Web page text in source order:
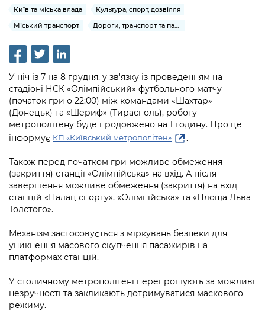
Рішення та розпорядження
Проєкти розпоряджень, що
перебувають на погодженні КМВА
Контактна інформація
Графік роботи та прийому громадян
Вакансії
Статистика
Звернення громадян
Промисловість і наука Києва
Kyiv International Relations
Освіта та навчальні заклади
Навколишнє середовище міста
Містобудування та земельні ділянки
Культура, спорт, дозвілля
Бізнес та ліцензування
Фінанси та бюджет
Безпека та правопорядок
Ритуальні послуги
Іноземцям / For foreigners
Пам'ятки культурної спадщини
Портал Захисників та Захисниць
Безбар'єрність
Громадська експертиза
Консультації з громадськістю
Громадська рада
Петиції
Відкритий бюджет
Контактний центр
Допомога учасникам АТО
Рада з питань внутрішньо переміщених
адміністрації
«Ініціатива «Партнерство «Відкритий
Важливе під час воєнного стану
Інформація з обмеженим доступом
Подати запит онлайн
Проекти нормативно-правових та
інших актів
Нормативна база
Питання і відповіді про публічну
Порядок оскарження рішень, дій чи
бездіяльності розпорядників інформації
Звіти про опрацювання запитів на
публічну інформацію
Інформація для споживачів
Про відкриті дані
Портал даних Києва
Медіагалерея
КМДА / Subscribe to announcements
from the KCSA
Порядок акредитації медіа /
Accreditation process
Подати журналістський запит /
Submitting a media request
Зйомки в лікарнях в умовах воєнного
стану / Rules for media coverage of
hospitals at work under martial law
media
Портал Послуг
Київ та міська влада
Культура, спорт, дозвілля
Міський транспорт
Дороги, транспорт та парковки
У ніч із 7 на 8 грудня, у зв'язку із проведенням на
стадіоні НСК «Олімпійський» футбольного матчу
(початок гри о 22:00) між командами «Шахтар»
(Донецьк) та «Шериф» (Тирасполь), роботу
метрополітену буде продовжено на 1 годину. Про це
інформує КП «Київський метрополітен» .
Також перед початком гри можливе обмеження
(закриття) станції «Олімпійська» на вхід. А після
завершення можливе обмеження (закриття) на вхід
станцій «Палац спорту», «Олімпійська» та «Площа Льва
Толстого».
Механізм застосовується з міркувань безпеки для
уникнення масового скупчення пасажирів на
платформах станцій.
У столичному метрополітені перепрошують за можливі
незручності та закликають дотримуватися маскового
режиму.